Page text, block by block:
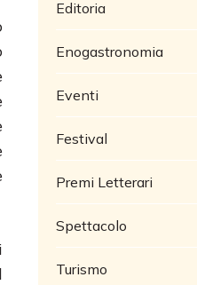
Editoria
Enogastronomia
Eventi
Festival
Premi Letterari
Spettacolo
Turismo